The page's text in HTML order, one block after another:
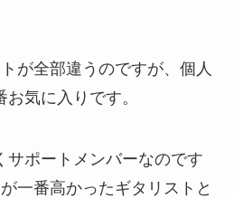
が全部違うのですが、個人
気に入りです。
サポートメンバーなのです
一番高かったギタリストと